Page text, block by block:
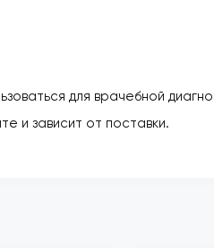
для врачебной
и зависит от поставки.